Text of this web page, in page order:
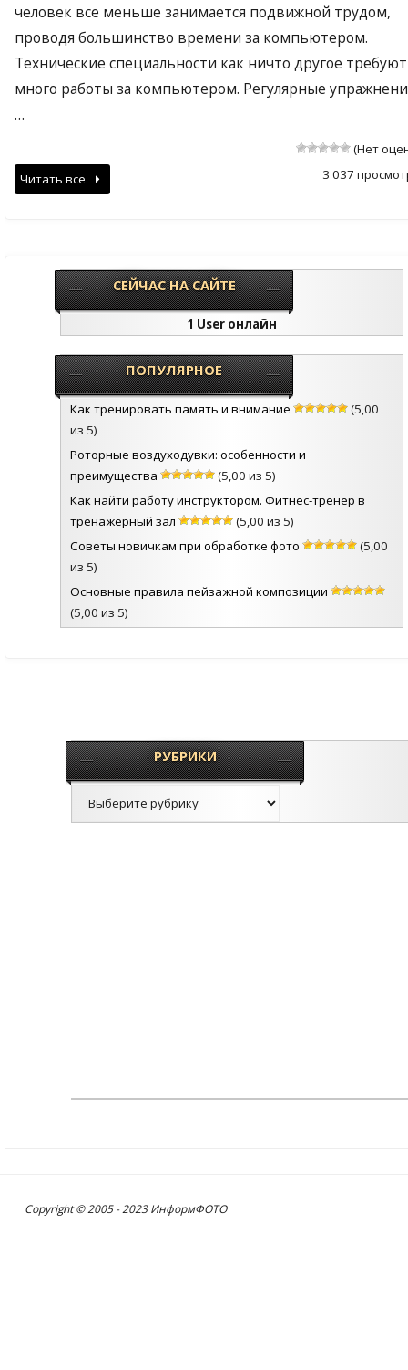
человек все меньше занимается подвижной трудом,
проводя большинство времени за компьютером.
Технические специальности как ничто другое требуют
много работы за компьютером. Регулярные
…
(Нет
3 037
Читать все
СЕЙЧАС НА САЙТЕ
1 User онлайн
ПОПУЛЯРНОЕ
Как тренировать память и внимание
(5,00
из 5)
Роторные воздуходувки: особенности и
преимущества
(5,00 из 5)
Как найти работу инструктором. Фитнес-тренер в
тренажерный зал
(5,00 из 5)
Советы новичкам при обработке фото
(5,00
из 5)
Основные правила пейзажной композиции
(5,00 из 5)
РУБРИКИ
Copyright © 2005 - 2023 ИнформФОТО